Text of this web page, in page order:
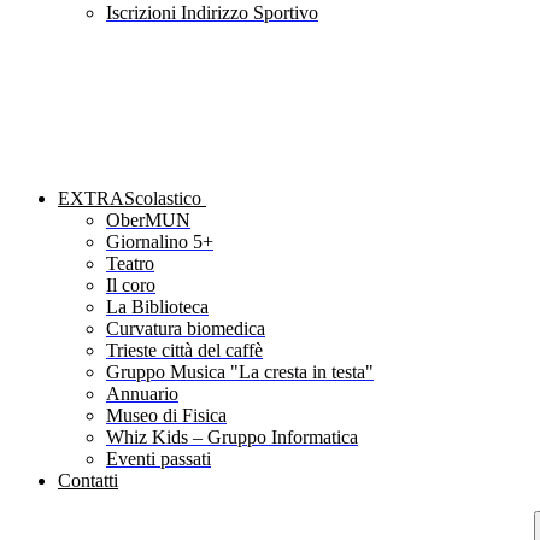
Iscrizioni Indirizzo Sportivo
EXTRAScolastico
OberMUN
Giornalino 5+
Teatro
Il coro
La Biblioteca
Curvatura biomedica
Trieste città del caffè
Gruppo Musica "La cresta in testa"
Annuario
Museo di Fisica
Whiz Kids – Gruppo Informatica
Eventi passati
Contatti